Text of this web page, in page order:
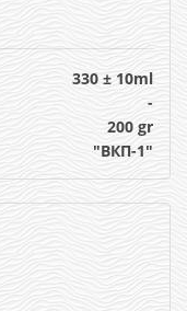
330 ± 10ml
-
200 gr
"ВКП-1"